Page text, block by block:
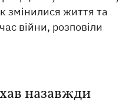
змінилися життя та
війни, розповіли
назавжди